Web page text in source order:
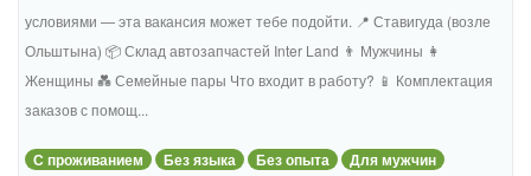
условиями — эта вакансия может тебе подойти. 📍 Ставигуда (возле
Ольштына) 📦 Склад автозапчастей Inter Land 👨 Мужчины 👩
Женщины 💑 Семейные пары Что входит в работу? 📱 Комплектация
заказов с помощ...
С проживанием Без языка Без опыта
Для мужчин